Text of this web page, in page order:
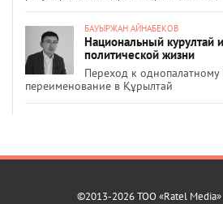
БАУЫРЖАН АЙНАБЕКОВ
Национальный курултай
политической жизни
Переход к однопалатному
переименование в Құрылтай
©2013-2026 ТОО «Ratel Media»